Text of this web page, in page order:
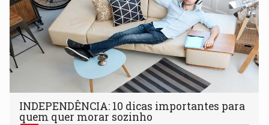
INDEPENDÊNCIA: 10 dicas importantes para
quem quer morar sozinho